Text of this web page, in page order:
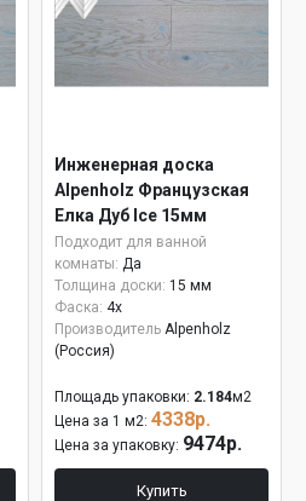
Инженерная доска
Alpenholz Французская
Елка Дуб Ice 15мм
Подходит для ванной
комнаты: Да
Толщина доски: 15 мм
Фаска: 4x
Производитель Alpenholz
(Россия)
Площадь упаковки: 2.184м2
Цена за 1 м2: 4338р.
Цена за упаковку: 9474р.
Купить